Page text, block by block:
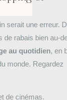
serait une erreur.
de rabais bien au-
au quotidien, en
monde. Regardez
de cinémas.